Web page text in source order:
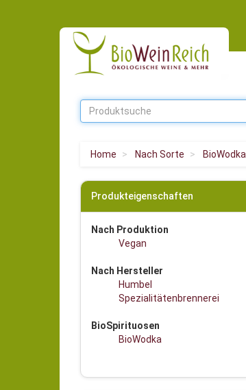
Home Nach Sorte BioWodka
Produkteigenschaften
Nach Produktion
Vegan
Nach Hersteller
Humbel
Spezialitätenbrennerei
BioSpirituosen
BioWodka